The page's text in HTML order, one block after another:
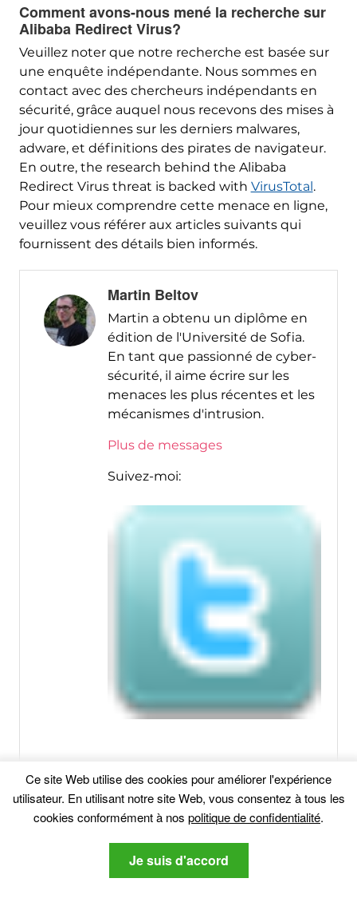
Comment avons-nous mené la recherche sur
Alibaba Redirect Virus?
Veuillez noter que notre recherche est basée sur
une enquête indépendante. Nous sommes en
contact avec des chercheurs indépendants en
sécurité, grâce auquel nous recevons des mises à
jour quotidiennes sur les derniers malwares,
adware, et définitions des pirates de navigateur.
En outre, the research behind the Alibaba
Redirect Virus threat is backed with VirusTotal.
Pour mieux comprendre cette menace en ligne,
veuillez vous référer aux articles suivants qui
fournissent des détails bien informés.
Martin Beltov
Martin a obtenu un diplôme en
édition de l'Université de Sofia.
En tant que passionné de cyber-
sécurité, il aime écrire sur les
menaces les plus récentes et les
mécanismes d'intrusion.
Plus de messages
Suivez-moi:
Articles Similaires:
Escroqueries Alibaba Phishing - Comment
Apprenez à supprimer les logiciels malveillants causés
Ce site Web utilise des cookies pour améliorer l'expérience
utilisateur. En utilisant notre site Web, vous consentez à tous les
cookies conformément à nos politique de confidentialité.
Je suis d'accord